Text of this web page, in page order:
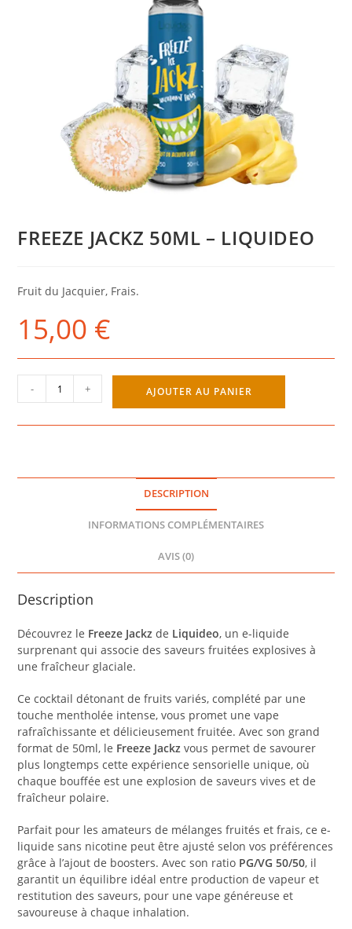
FREEZE JACKZ 50ML – LIQUIDEO
Fruit du Jacquier, Frais.
15,00 €
quantité
de
LIQUIDEO
- + AJOUTER AU PANIER
DESCRIPTION
INFORMATIONS COMPLÉMENTAIRES
AVIS (0)
Description
Découvrez le Freeze Jackz de Liquideo, un e-liquide
surprenant qui associe des saveurs fruitées explosives à
une fraîcheur glaciale.
Ce cocktail détonant de fruits variés, complété par une
touche mentholée intense, vous promet une vape
rafraîchissante et délicieusement fruitée. Avec son grand
format de 50ml, le Freeze Jackz vous permet de savourer
plus longtemps cette expérience sensorielle unique, où
chaque bouffée est une explosion de saveurs vives et de
fraîcheur polaire.
Parfait pour les amateurs de mélanges fruités et frais, ce e-
liquide sans nicotine peut être ajusté selon vos préférences
grâce à l’ajout de boosters. Avec son ratio PG/VG 50/50, il
garantit un équilibre idéal entre production de vapeur et
restitution des saveurs, pour une vape généreuse et
savoureuse à chaque inhalation.